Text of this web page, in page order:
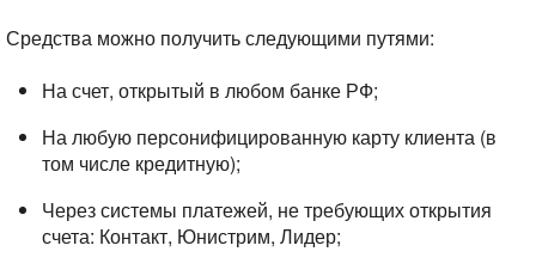
Средства можно получить следующими путями:
На счет, открытый в любом банке РФ;
На любую персонифицированную карту клиента (в
том числе кредитную);
Через системы платежей, не требующих открытия
счета: Контакт, Юнистрим, Лидер;